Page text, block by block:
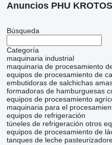
Anuncios PHU
Búsqueda
Categoría
maquinaria industrial
maquinaria de procesamiento
equipos de procesamiento de
embutidoras de salchichas
formadoras de hamburguesas
equipos de procesamiento
maquinaria para el
equipos de refrigeración
túneles de refrigeración otros
equipos de procesamiento de
tanques de leche